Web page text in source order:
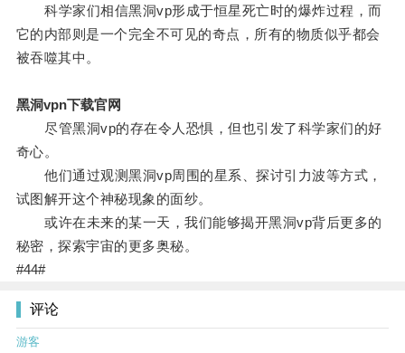
科学家们相信黑洞vp形成于恒星死亡时的爆炸过程，而
它的内部则是一个完全不可见的奇点，所有的物质似乎都会
被吞噬其中。
黑洞vpn下载官网
尽管黑洞vp的存在令人恐惧，但也引发了科学家们的好
奇心。
他们通过观测黑洞vp周围的星系、探讨引力波等方式，
试图解开这个神秘现象的面纱。
或许在未来的某一天，我们能够揭开黑洞vp背后更多的
秘密，探索宇宙的更多奥秘。
#44#
评论
游客